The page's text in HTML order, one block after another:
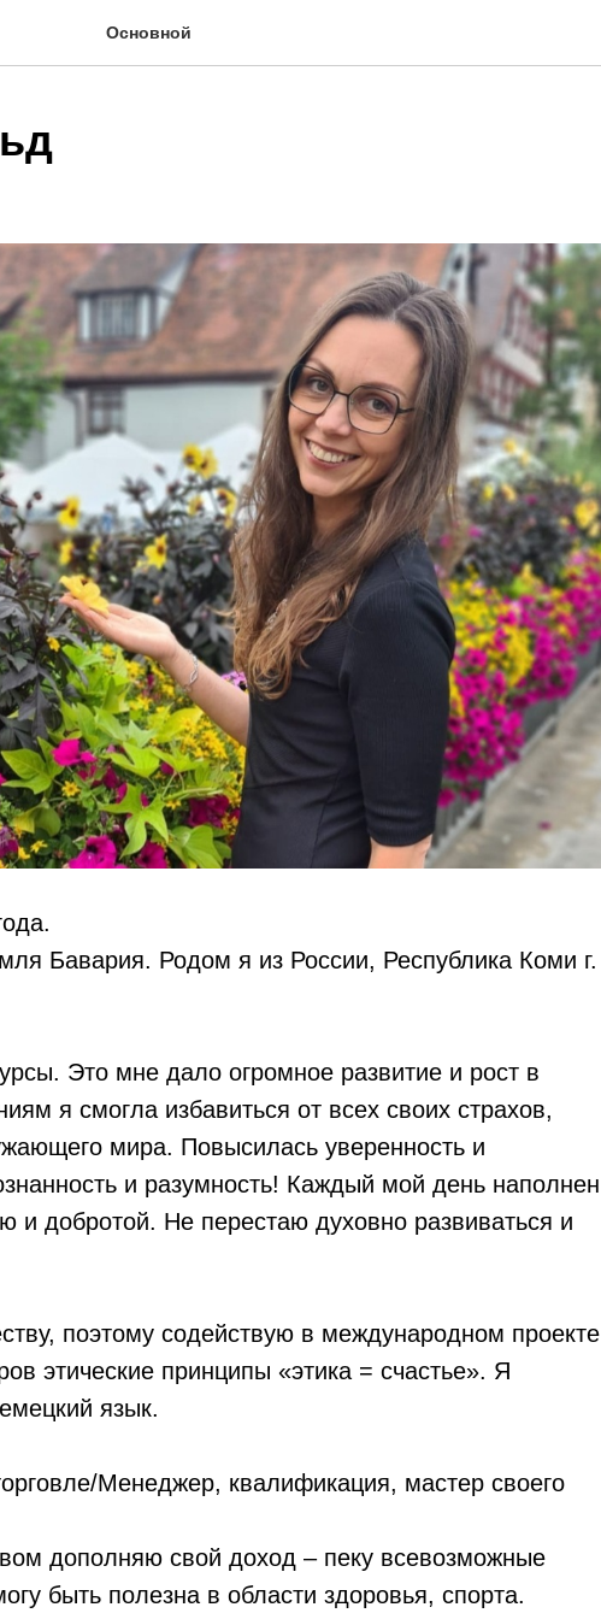
Основной
Бавария. Родом я из России, Республика Коми г.
Это мне дало огромное развитие и рост в
я смогла избавиться от всех своих страхов,
мира. Повысилась уверенность и
и разумность! Каждый мой день наполнен
и добротой. Не перестаю духовно развиваться и
поэтому содействую в международном проекте
этические принципы «этика = счастье». Я
язык.
Менеджер, квалификация, мастер своего
дополняю свой доход – пеку всевозможные
быть полезна в области здоровья, спорта.